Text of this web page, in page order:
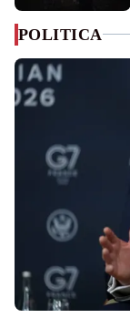
POLITICA